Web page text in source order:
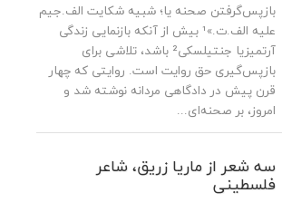
بازپس‌گرفتن صحنه یا؛ شبیه شکایت الف.جیم
علیه الف.ت.»¹ بیش از آنکه بازنمایی زندگی‌
آرتمیزیا جنتیلسکی² باشد، تلاشی برای
بازپس‌گیری حق روایت است. روایتی که چهار
قرن پیش در دادگاهی مردانه نوشته شد و
امروز، بر صحنه‌ای...
سه شعر از ماریا زریق، شاعر
فلسطینی